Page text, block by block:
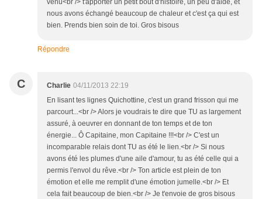
venu<br /> t'apporter un petit bout d'histoire, un peu d'aide, et
nous avons échangé beaucoup de chaleur et c'est ça qui est
bien. Prends bien soin de toi. Gros bisous
Répondre
C Charlie 04/11/2013 22:19
En lisant tes lignes Quichottine, c'est un grand frisson qui me
parcourt...<br /> Alors je voudrais te dire que TU as largement
assuré, à oeuvrer en donnant de ton temps et de ton
énergie... Ô Capitaine, mon Capitaine !!!<br /> C'est un
incomparable relais dont TU as été le lien.<br /> Si nous
avons été les plumes d'une aile d'amour, tu as été celle qui a
permis l'envol du rêve.<br /> Ton article est plein de ton
émotion et elle me remplit d'une émotion jumelle.<br /> Et
cela fait beaucoup de bien.<br /> Je t'envoie de gros bisous